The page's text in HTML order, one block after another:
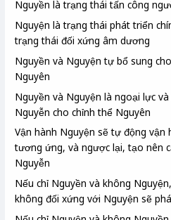
Nguyền là trạng thái tấn công
Nguyện là trạng thái phát triển
trạng thái đối xứng âm dương
Nguyền và Nguyện tự bổ sung
Nguyên
Nguyền và Nguyện là ngoại lực
Nguyễn cho chỉnh thể Nguyên
Vận hành Nguyện sẽ tự động vận
tương ứng, và ngược lại, tạo nên
Nguyễn
Nếu chỉ Nguyền và không
không đối xứng với Nguyện sẽ